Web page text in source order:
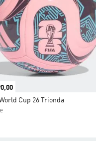
,00
Cup 26 Trionda